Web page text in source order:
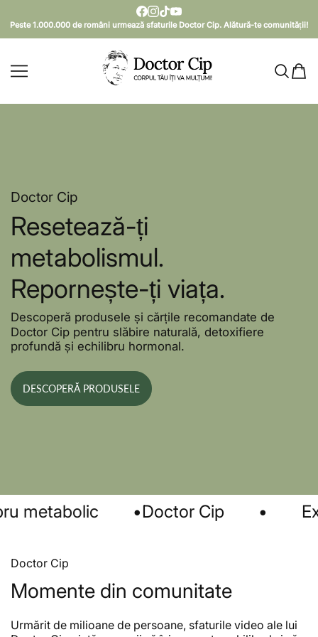
Peste 1.000.000 de români urmează sfaturile Doctor Cip. Alătură-te comunității!
Doctor Cip - Corpul tău îți
Doctor Cip
Resetează-ți
metabolismul.
Repornește-ți viața.
Descoperă produsele și cărțile recomandate de
Doctor Cip pentru slăbire naturală, detoxifiere
profundă și echilibru hormonal.
DESCOPERĂ PRODUSELE
Doctor Cip
Doctor Cip
Momente din comunitate
Urmărit de milioane de persoane, sfaturile video ale lui